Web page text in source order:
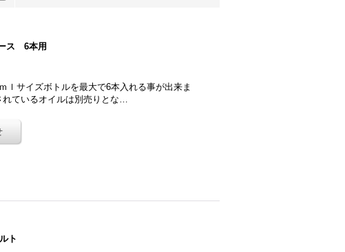
ス 6本用
ｌサイズボトルを最大で6本入れる事が出来ま
れているオイルは別売りとな…
ト